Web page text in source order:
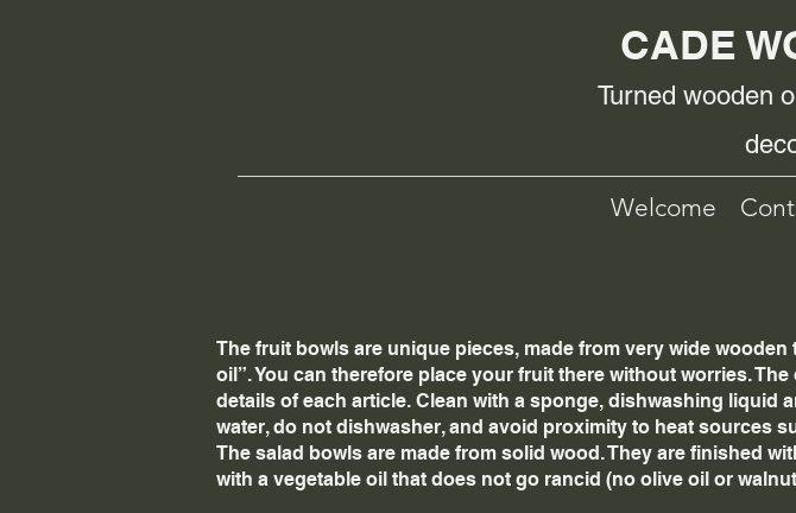
CADE
Turned wooden
Welcome
The fruit bowls are unique pieces, made from very wide
oil”. You can therefore place your fruit there without worries.
details of each article. Clean with a sponge, dishwashing liquid
water, do not dishwasher, and avoid proximity to heat sources
The salad bowls are made from solid wood. They are finished
with a vegetable oil that does not go rancid (no olive oil or